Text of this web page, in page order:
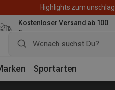
Highlights zum
Kostenloser Versand ab 100
Euro
Sportarten